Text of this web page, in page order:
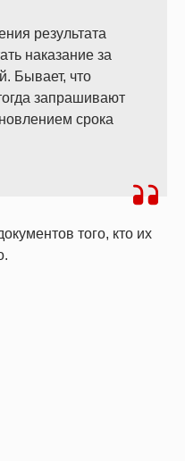
результата
наказание за
Бывает, что
запрашивают
срока
того, кто их